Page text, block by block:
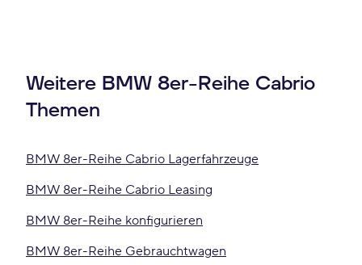
Weitere BMW 8er-Reihe Cabrio
Themen
BMW 8er-Reihe Cabrio Lagerfahrzeuge
BMW 8er-Reihe Cabrio Leasing
BMW 8er-Reihe konfigurieren
BMW 8er-Reihe Gebrauchtwagen